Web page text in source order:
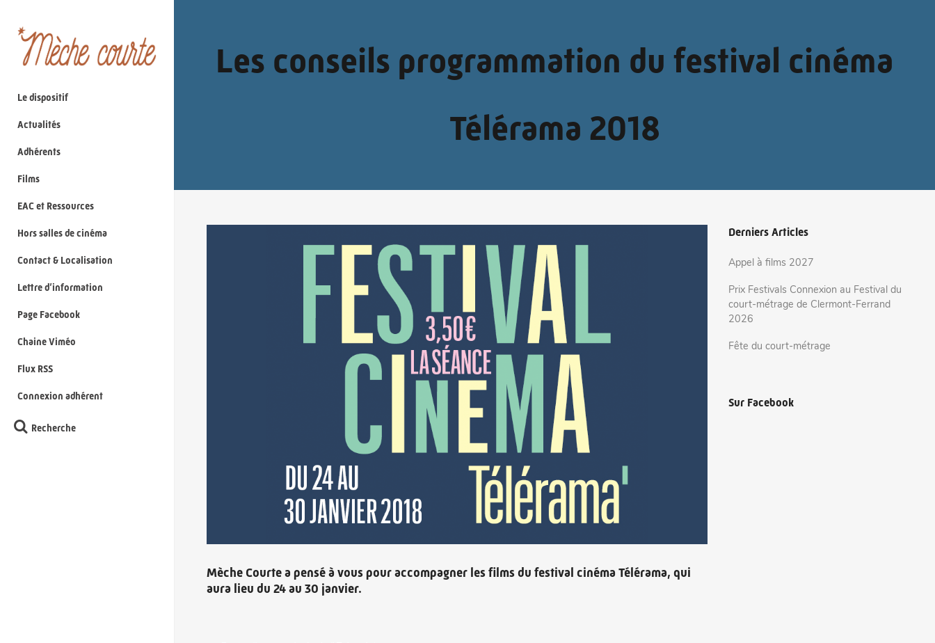
Le dispositif
Actualités
Adhérents
Films
EAC et Ressources
Hors salles de cinéma
Contact & Localisation
Lettre d’information
Page Facebook
Chaine Viméo
Flux RSS
Connexion adhérent
Recherche
Les conseils programmation du festival cinéma
Télérama 2018
Mèche Courte a pensé à vous pour accompagner les films du festival cinéma Télérama, qui
aura lieu du 24 au 30 janvier.
Derniers Articles
Appel à films 2027
Prix Festivals Connexion au Festival du
court-métrage de Clermont-Ferrand
2026
Fête du court-métrage
Sur Facebook